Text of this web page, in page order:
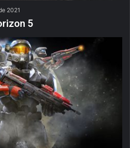
2021
5